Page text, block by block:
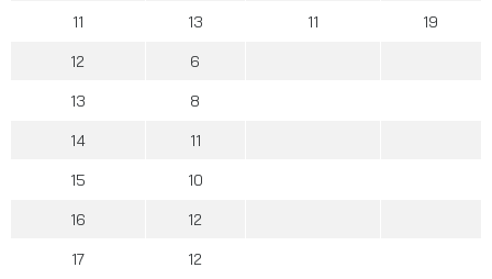
11 13 11 19
12 6
13 8
14 11
15 10
16 12
17 12